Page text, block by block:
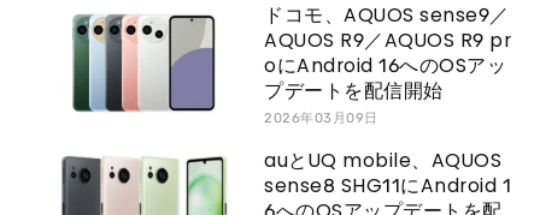
ドコモ、AQUOS sense9／
AQUOS R9／AQUOS R9 pr
oにAndroid 16へのOSアッ
プデートを配信開始
2026年03月09日
auとUQ mobile、AQUOS
sense8 SHG11にAndroid 1